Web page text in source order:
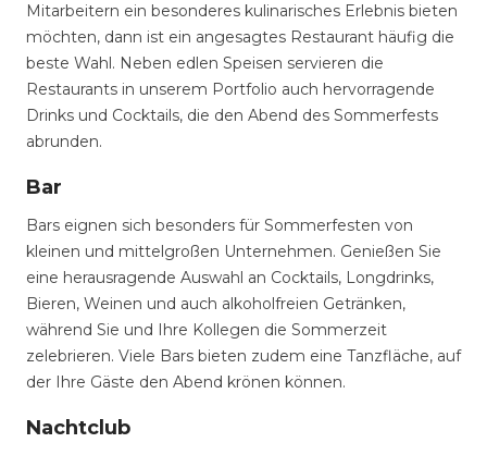
Mitarbeitern ein besonderes kulinarisches Erlebnis bieten
möchten, dann ist ein angesagtes Restaurant häufig die
beste Wahl. Neben edlen Speisen servieren die
Restaurants in unserem Portfolio auch hervorragende
Drinks und Cocktails, die den Abend des Sommerfests
abrunden.
Bar
Bars eignen sich besonders für Sommerfesten von
kleinen und mittelgroßen Unternehmen. Genießen Sie
eine herausragende Auswahl an Cocktails, Longdrinks,
Bieren, Weinen und auch alkoholfreien Getränken,
während Sie und Ihre Kollegen die Sommerzeit
zelebrieren. Viele Bars bieten zudem eine Tanzfläche, auf
der Ihre Gäste den Abend krönen können.
Nachtclub